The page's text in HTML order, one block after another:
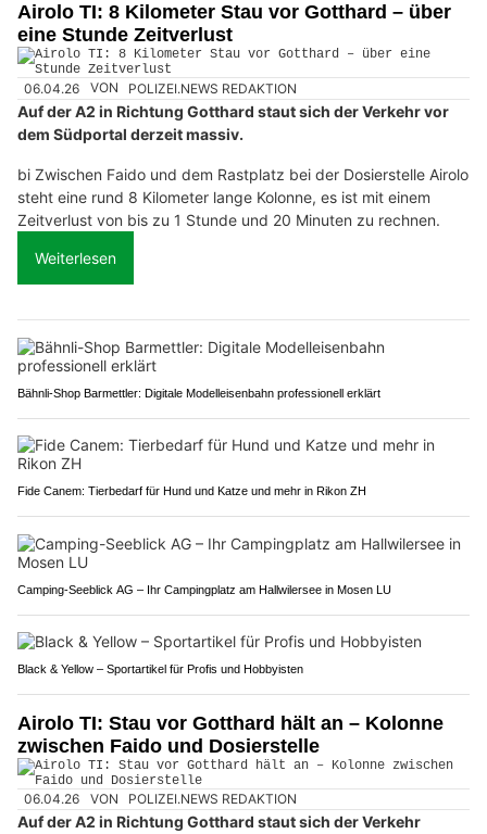
Airolo TI: 8 Kilometer Stau vor Gotthard – über
eine Stunde Zeitverlust
06.04.26 VON POLIZEI.NEWS REDAKTION
Auf der A2 in Richtung Gotthard staut sich der Verkehr vor
dem Südportal derzeit massiv.
bi Zwischen Faido und dem Rastplatz bei der Dosierstelle Airolo
steht eine rund 8 Kilometer lange Kolonne, es ist mit einem
Zeitverlust von bis zu 1 Stunde und 20 Minuten zu rechnen.
Weiterlesen
Bähnli-Shop Barmettler: Digitale Modelleisenbahn professionell erklärt
Fide Canem: Tierbedarf für Hund und Katze und mehr in Rikon ZH
Camping-Seeblick AG – Ihr Campingplatz am Hallwilersee in Mosen LU
Black & Yellow – Sportartikel für Profis und Hobbyisten
Airolo TI: Stau vor Gotthard hält an – Kolonne
zwischen Faido und Dosierstelle
06.04.26 VON POLIZEI.NEWS REDAKTION
Auf der A2 in Richtung Gotthard staut sich der Verkehr